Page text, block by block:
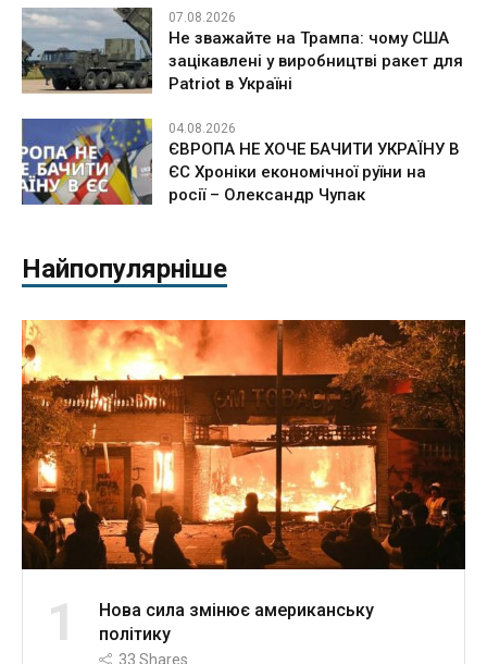
07.08.2026
Не зважайте на Трампа: чому США
зацікавлені у виробництві ракет для
Patriot в Україні
04.08.2026
ЄВРОПА НЕ ХОЧЕ БАЧИТИ УКРАЇНУ В
ЄС Хроніки економічної руїни на
росії – Олександр Чупак
Найпопулярніше
1
Нова сила змінює американську
політику
33 Shares